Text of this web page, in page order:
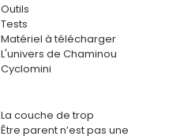
Outils
Tests
Matériel à télécharger
L'univers de Chaminou
Cyclomini
La couche de trop
Être parent n’est pas une